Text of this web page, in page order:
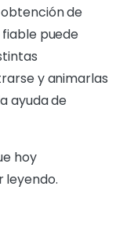
de
puede
y animarlas
ayuda de
hoy
leyendo.